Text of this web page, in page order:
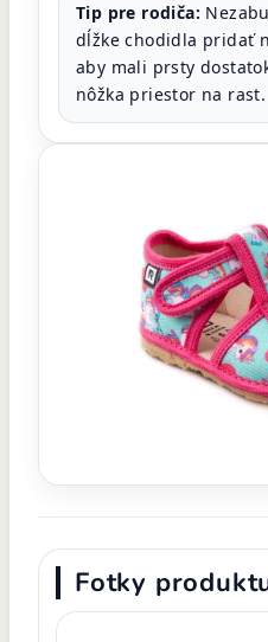
Tip pre rodiča:
dĺžke chodidla pridať
aby mali prsty
nôžka priestor na rast.
Fotky